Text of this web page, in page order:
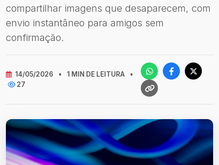
compartilhar imagens que desaparecem, com
envio instantâneo para amigos sem
confirmação.
14/05/2026 • 1 MIN DE LEITURA
•
27